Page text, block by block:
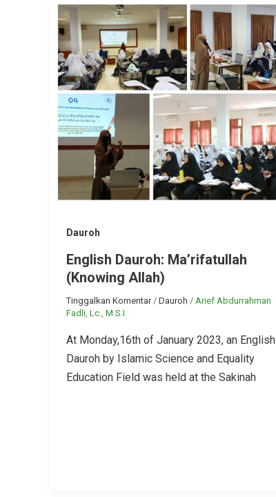
Dauroh
English Dauroh: Ma’rifatullah
(Knowing Allah)
Tinggalkan Komentar / Dauroh / Arief Abdurrahman
Fadli, Lc., M.S.I
At Monday,16th of January 2023, an English
Dauroh by Islamic Science and Equality
Education Field was held at the Sakinah